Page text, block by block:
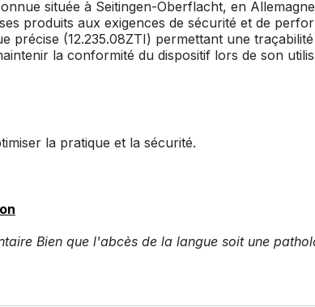
située à Seitingen-Oberflacht, en
produits aux exigences de sécurité et de
(12.235.08ZTI) permettant une
la conformité du dispositif lors de son
la pratique et la sécurité.
Bien que l'abcès de la langue soit une